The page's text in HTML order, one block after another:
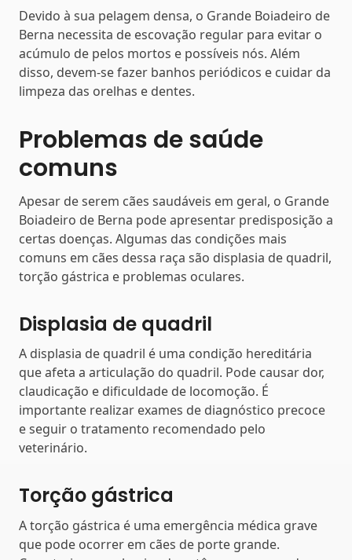
Devido à sua pelagem densa, o Grande Boiadeiro de
Berna necessita de escovação regular para evitar o
acúmulo de pelos mortos e possíveis nós. Além
disso, devem-se fazer banhos periódicos e cuidar da
limpeza das orelhas e dentes.
Problemas de saúde
comuns
Apesar de serem cães saudáveis em geral, o Grande
Boiadeiro de Berna pode apresentar predisposição a
certas doenças. Algumas das condições mais
comuns em cães dessa raça são displasia de quadril,
torção gástrica e problemas oculares.
Displasia de quadril
A displasia de quadril é uma condição hereditária
que afeta a articulação do quadril. Pode causar dor,
claudicação e dificuldade de locomoção. É
importante realizar exames de diagnóstico precoce
e seguir o tratamento recomendado pelo
veterinário.
Torção gástrica
A torção gástrica é uma emergência médica grave
que pode ocorrer em cães de porte grande.